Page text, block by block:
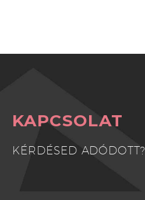
KAPCSOLAT
KÉRDÉSED ADÓDOTT?